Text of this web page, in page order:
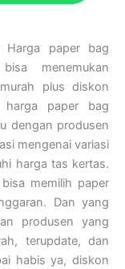
Harga paper bag
menemukan
plus diskon
harga paper bag
dengan produsen
mengenai variasi
harga tas kertas.
memilih paper
Dan yang
produsen yang
terupdate, dan
habis ya, diskon